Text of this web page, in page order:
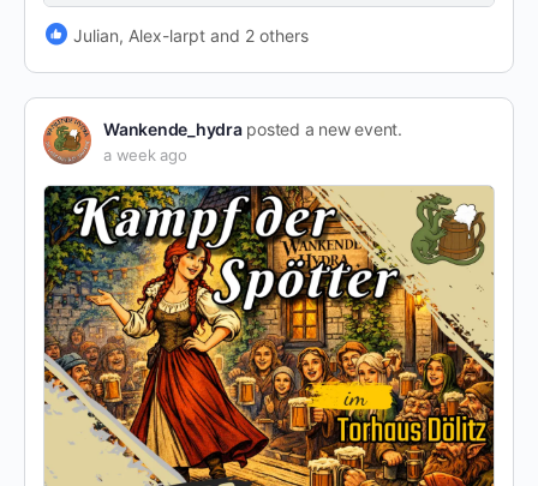
Julian, Alex-larpt and 2 others
Wankende_hydraposted a new event.
a week ago